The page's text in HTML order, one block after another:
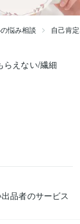
悩み相談 自己肯
らえない/繊細
品者のサービス